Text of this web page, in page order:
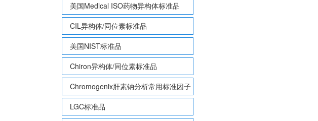
美国Medical ISO药物异构体标准品
CIL异构体/同位素标准品
美国NIST标准品
Chiron异构体/同位素标准品
Chromogenix肝素钠分析常用标准因子
LGC标准品